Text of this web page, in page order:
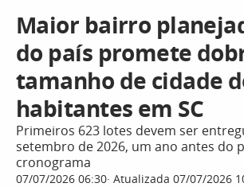
Maior bairro
do país promete
tamanho de cidade
habitantes em SC
Primeiros 623 lotes devem ser
setembro de 2026, um ano antes do
cronograma
07/07/2026 06:30 Atualizada 07/07/2026